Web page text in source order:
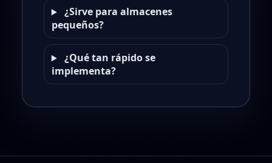
¿Sirve para almacenes
pequeños?
¿Qué tan rápido se
implementa?